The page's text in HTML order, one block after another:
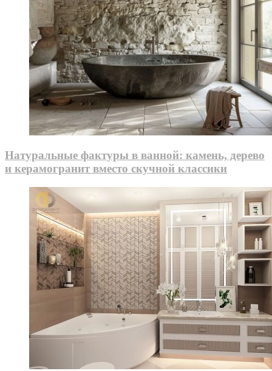
Натуральные фактуры в ванной: камень, дерево
и керамогранит вместо скучной классики